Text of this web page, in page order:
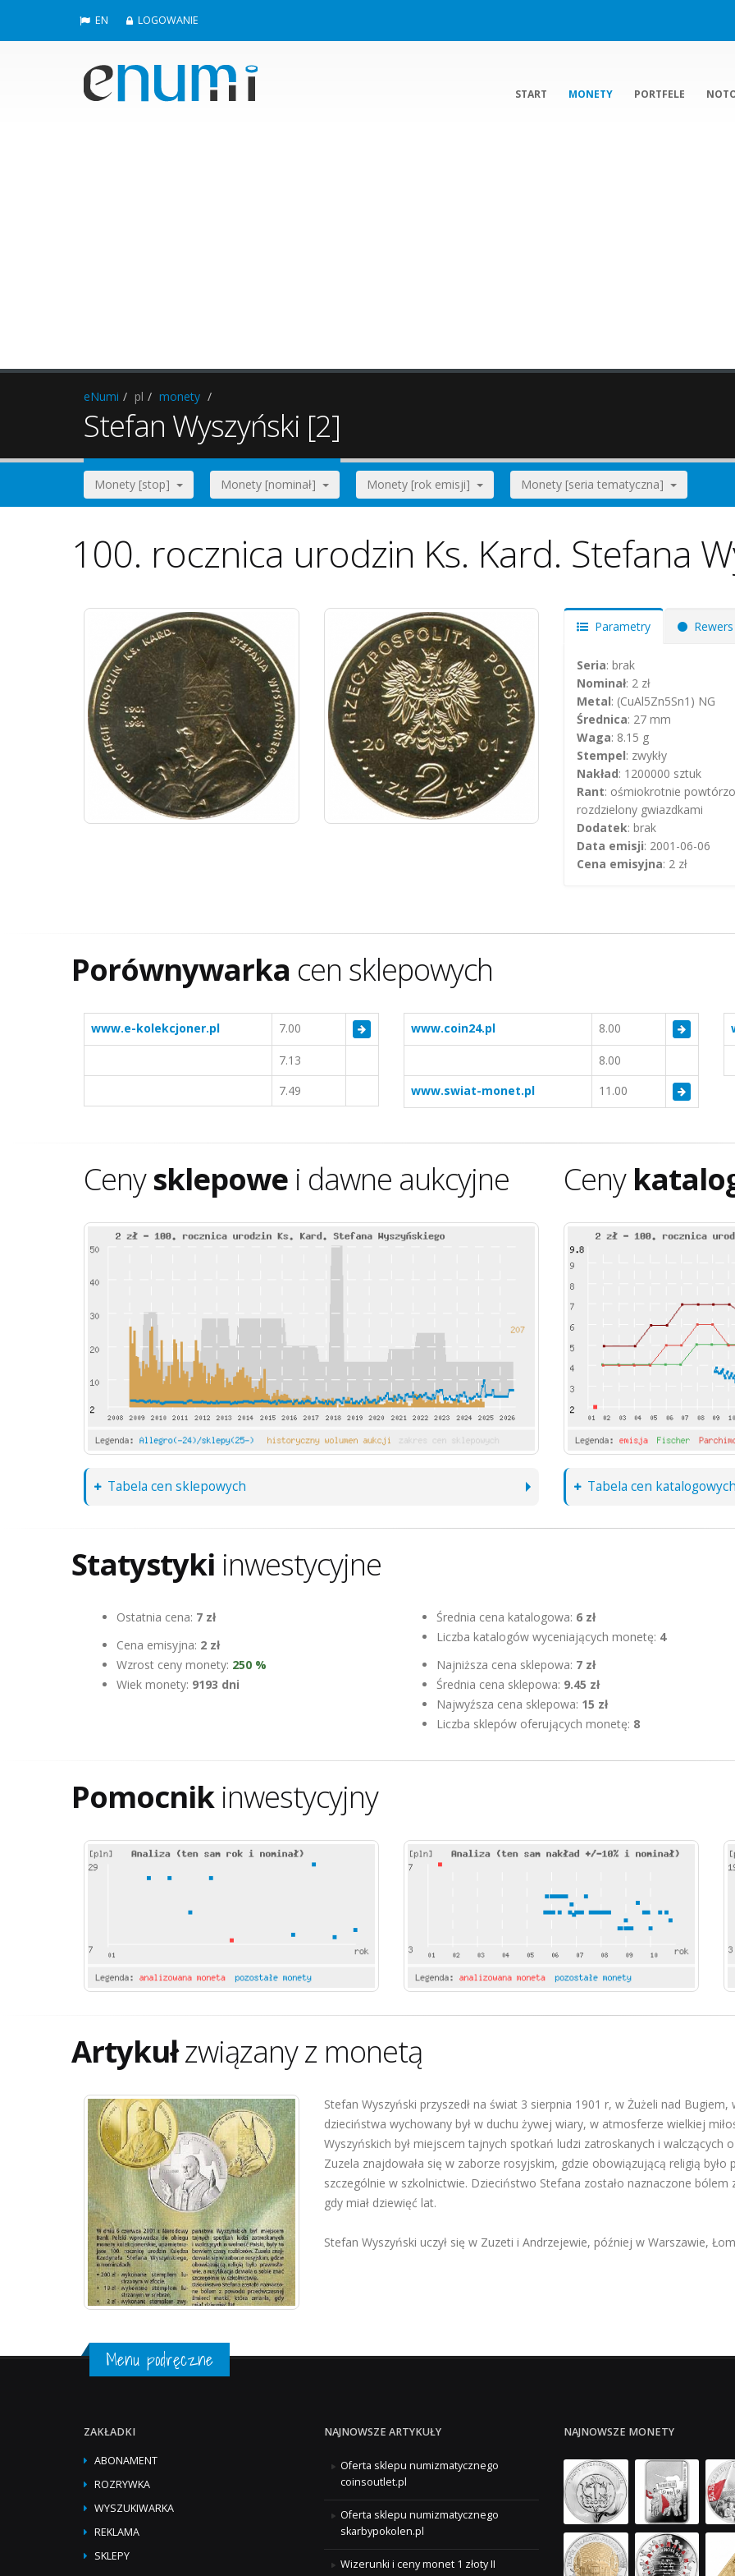
EN LOGOWANIE
START MONETY PORTFELE
eNumi pl monety
Stefan Wyszyński [2]
Monety [stop] Monety [nominał] Monety [rok emisji] Monety [seria tematyczna]
100. rocznica urodzin Ks. Kard. Stefana
Parametry Rewers
Seria: brak
Nominał: 2 zł
Metal: (CuAl5Zn5Sn1) NG
Średnica: 27 mm
Waga: 8.15 g
Stempel: zwykły
Nakład: 1200000 sztuk
Rant: ośmiokrotnie
rozdzielony gwiazdkami
Dodatek: brak
Data emisji: 2001-06-06
Cena emisyjna: 2 zł
Porównywarka cen sklepowych
www.e-kolekcjoner.pl 7.00
7.13
7.49
www.coin24.pl 8.00
8.00
www.swiat-monet.pl
11.00
Cenysklepowe i dawne aukcyjne
Tabela cen sklepowych
Ceny
Tabela cen
Statystyki inwestycyjne
Ostatnia cena: 7 zł
Cena emisyjna: 2 zł
Wzrost ceny monety: 250 %
Wiek monety: 9193 dni
Średnia cena katalogowa: 6 zł
Liczba katalogów wyceniających monetę: 4
Najniższa cena sklepowa: 7 zł
Średnia cena sklepowa: 9.45 zł
Najwyźsza cena sklepowa: 15 zł
Liczba sklepów oferujących monetę: 8
Pomocnikinwestycyjny
Artykułzwiązany z monetą
Stefan Wyszyński przyszedł na świat 3 sierpnia 1901 r, w Żużeli nad
dzieciństwa wychowany był w duchu żywej wiary, w atmosferze wielkiej
Wyszyńskich był miejscem tajnych spotkań ludzi zatroskanych i walczących
Zuzela znajdowała się w zaborze rosyjskim, gdzie obowiązującą religią było
szczególnie w szkolnictwie. Dzieciństwo Stefana zostało naznaczone
gdy miał dziewięć lat.
Stefan Wyszyński uczył się w Zuzeti i Andrzejewie, później w Warszawie,
Menu podręczne
ZAKŁADKI
ABONAMENT
ROZRYWKA
WYSZUKIWARKA
REKLAMA
SKLEPY
NAJNOWSZE ARTYKUŁY
Oferta sklepu numizmatycznego
coinsoutlet.pl
Oferta sklepu numizmatycznego
skarbypokolen.pl
Wizerunki i ceny monet 1 złoty II
NAJNOWSZE MONETY